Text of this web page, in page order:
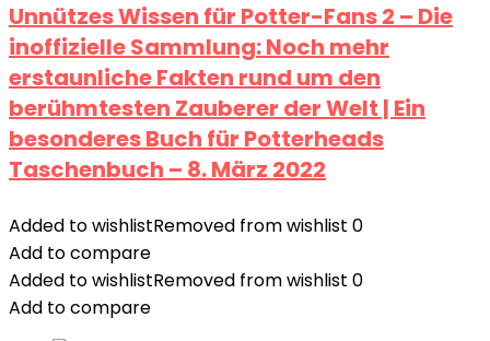
Unnützes Wissen für Potter-Fans 2 – Die
inoffizielle Sammlung: Noch mehr
erstaunliche Fakten rund um den
berühmtesten Zauberer der Welt | Ein
besonderes Buch für Potterheads
Taschenbuch – 8. März 2022
Added to wishlistRemoved from wishlist 0
Add to compare
Added to wishlistRemoved from wishlist 0
Add to compare